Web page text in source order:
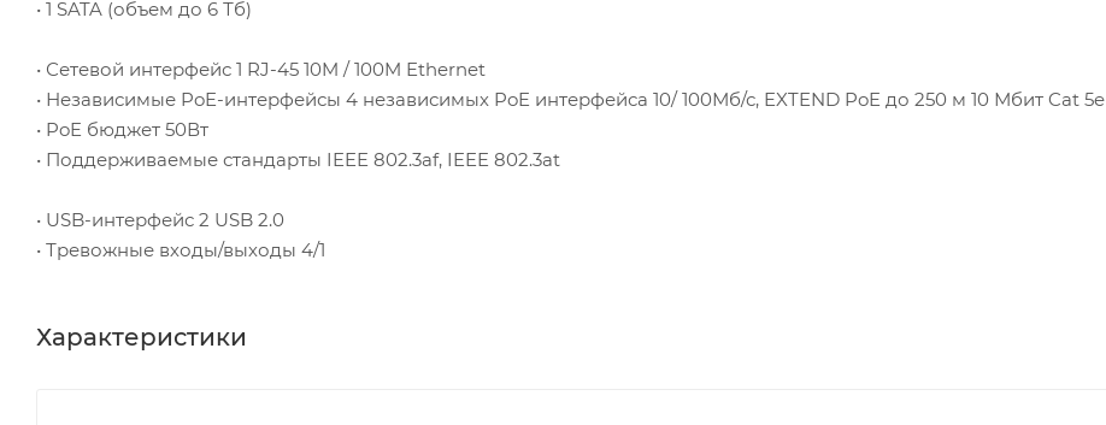
• 1 SATA (объем до 6 Тб)
• Сетевой интерфейс 1 RJ-45 10M / 100M Ethernet
• Независимые PoE-интерфейсы 4 независимых PoE интерфейса 10/ 100Мб/с, EXTEND PoE до 250 м 10 Мбит Cat 5e
• PoE бюджет 50Вт
• Поддерживаемые стандарты IEEE 802.3af, IEEE 802.3at
• USB-интерфейс 2 USB 2.0
• Тревожные входы/выходы 4/1
Характеристики